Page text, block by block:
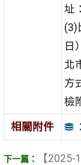
址
(3)
日
北
方
檢
相關附件
【2025-